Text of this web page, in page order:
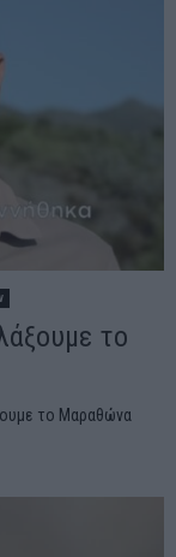
το
το Μαραθώνα